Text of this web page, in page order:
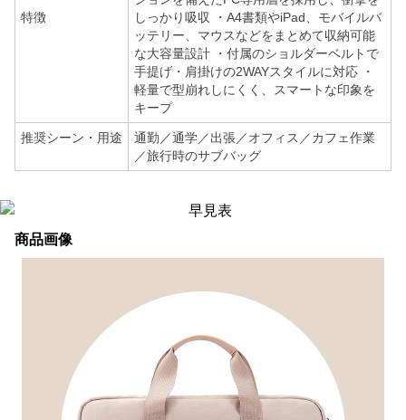
特徴
しっかり吸収 ・A4書類やiPad、モバイルバ
ッテリー、マウスなどをまとめて収納可能
な大容量設計 ・付属のショルダーベルトで
手提げ・肩掛けの2WAYスタイルに対応 ・
軽量で型崩れしにくく、スマートな印象を
キープ
推奨シーン・用途
通勤／通学／出張／オフィス／カフェ作業
／旅行時のサブバッグ
商品画像